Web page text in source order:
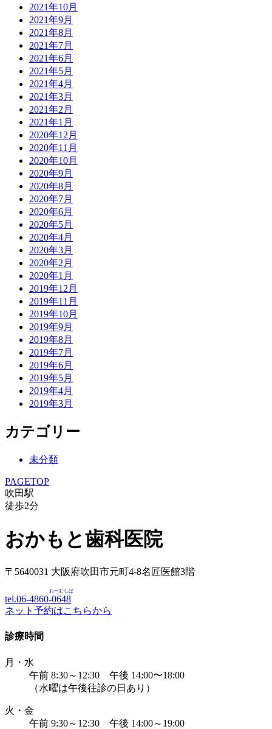
2021年10月
2021年9月
2021年8月
2021年7月
2021年6月
2021年5月
2021年4月
2021年3月
2021年2月
2021年1月
2020年12月
2020年11月
2020年10月
2020年9月
2020年8月
2020年7月
2020年6月
2020年5月
2020年4月
2020年3月
2020年2月
2020年1月
2019年12月
2019年11月
2019年10月
2019年9月
2019年8月
2019年7月
2019年6月
2019年5月
2019年4月
2019年3月
カテゴリー
未分類
PAGETOP
吹田駅
徒歩2分
おかもと歯科医院
〒5640031 大阪府吹田市元町4-8名匠医館3階
tel.06-4860-0648
おーむしば
ネット予約はこちらから
診療時間
月・水
午前 8:30～12:30 午後 14:00〜18:00
（水曜は午後往診の日あり）
火・金
午前 9:30～12:30 午後 14:00～19:00